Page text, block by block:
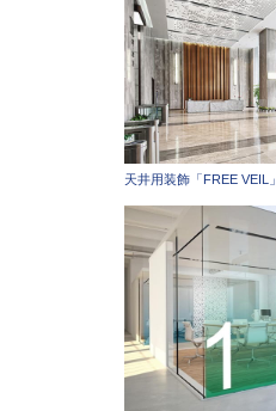
天井用装飾「FREE VEIL」